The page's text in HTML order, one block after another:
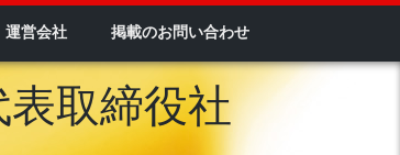
運営会社 掲載のお問い合わせ
取締役社